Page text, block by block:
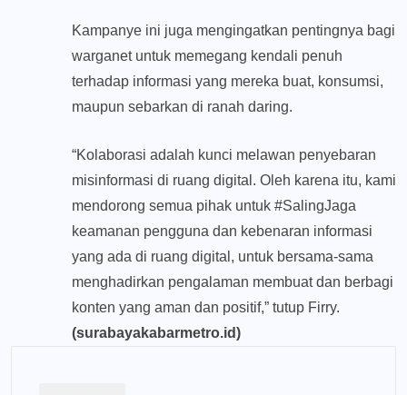
Kampanye ini juga mengingatkan pentingnya bagi
warganet untuk memegang kendali penuh
terhadap informasi yang mereka buat, konsumsi,
maupun sebarkan di ranah daring.
“Kolaborasi adalah kunci melawan penyebaran
misinformasi di ruang digital. Oleh karena itu, kami
mendorong semua pihak untuk #SalingJaga
keamanan pengguna dan kebenaran informasi
yang ada di ruang digital, untuk bersama-sama
menghadirkan pengalaman membuat dan berbagi
konten yang aman dan positif,” tutup Firry.
(surabayakabarmetro.id)